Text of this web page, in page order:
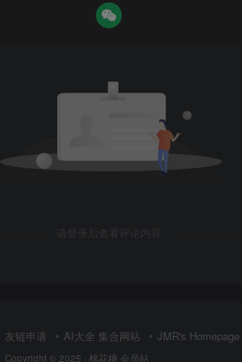
请登录后查看评论内容
友链申请 AI大全 集合网站 JMR's Homepage
Copyright © 2025 · 棉花糖 会员站